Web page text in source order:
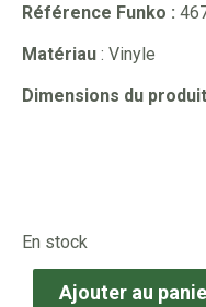
Référence Funko :
Matériau : Vinyle
Dimensions du produit
En stock
Ajouter au